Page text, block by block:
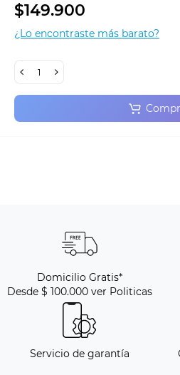
$149.900
¿Lo encontraste más barato?
Domicilio Gratis*
Desde $ 100.000 ver Politicas
Servicio de garantía